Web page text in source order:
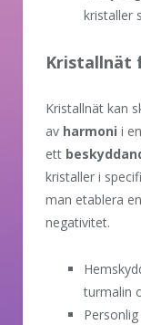
kristaller
Kristallnät
Kristallnät kan
av harmoni i
ett
kristaller i
man etablera
negativitet.
turmalin